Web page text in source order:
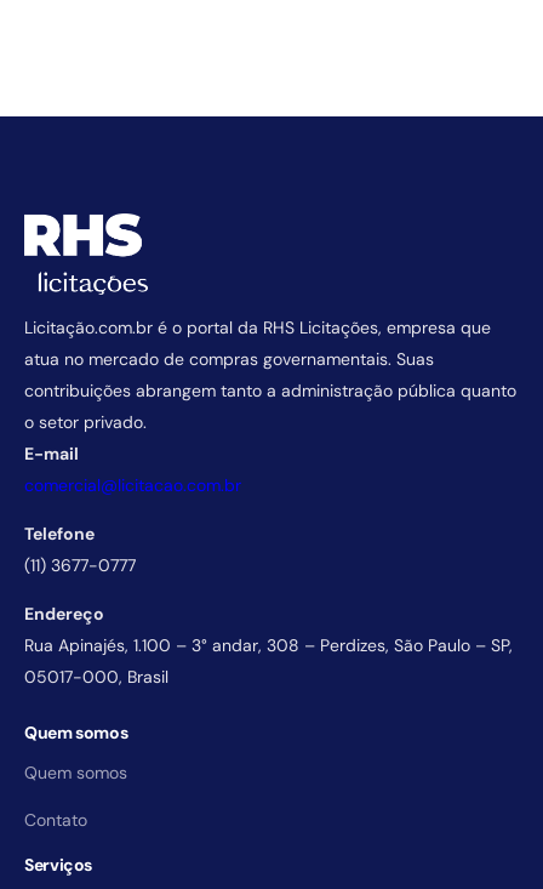
Licitação.com.br é o portal da RHS Licitações, empresa que
atua no mercado de compras governamentais. Suas
contribuições abrangem tanto a administração pública quanto
o setor privado.
E-mail
comercial@licitacao.com.br
Telefone
(11) 3677-0777
Endereço
Rua Apinajés, 1.100 – 3° andar, 308 – Perdizes, São Paulo – SP,
05017-000, Brasil
Quem somos
Quem somos
Contato
Serviços